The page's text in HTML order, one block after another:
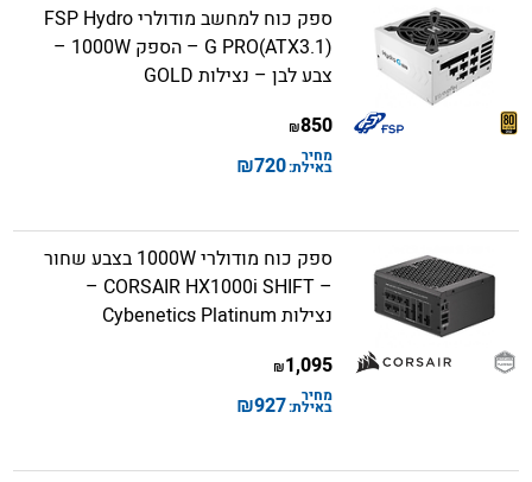
ספק כוח למחשב מודולרי FSP Hydro
G PRO(ATX3.1) – הספק 1000W –
צבע לבן – נצילות GOLD
850
₪
מחיר
באילת:720
₪
ספק כוח מודולרי 1000W בצבע שחור
– CORSAIR HX1000i SHIFT –
נצילות Cybenetics Platinum
1,095
₪
מחיר
באילת:927
₪